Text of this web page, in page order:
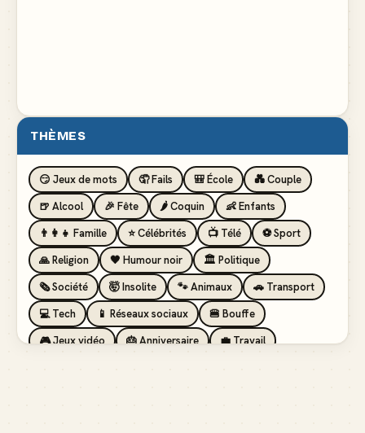
THÈMES
😏 Jeux de mots 🤦 Fails 🎒 École
💑 Couple
🍺 Alcool
🎉 Fête 🌶️ Coquin
👶 Enfants
👨‍👩‍👧 Famille
⭐ Célébrités 📺 Télé
⚽ Sport
🙏 Religion
🖤 Humour noir
🏛️ Politique
🗞️ Société
🤯 Insolite 🐾 Animaux
🚗 Transport
💻 Tech
📱 Réseaux sociaux
🍔 Bouffe
🎮 Jeux vidéo
🎂 Anniversaire
💼 Travail